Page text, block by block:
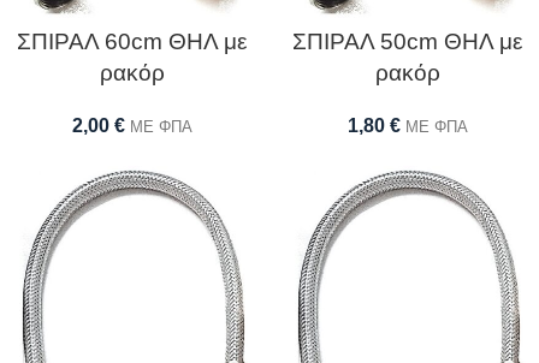
ΣΠΙΡΑΛ 60cm ΘΗΛ με
ρακόρ
2,00 € ΜΕ ΦΠΑ
ΣΠΙΡΑΛ 50cm ΘΗΛ με
ρακόρ
1,80 € ΜΕ ΦΠΑ